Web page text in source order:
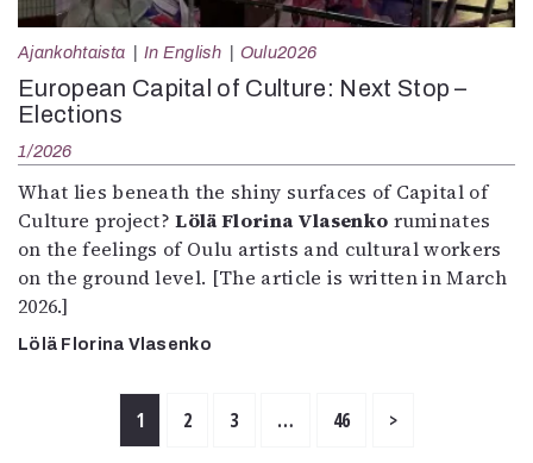
Ajankohtaista In English Oulu2026
European Capital of Culture: Next Stop –
Elections
1/2026
What lies beneath the shiny surfaces of Capital of
Culture project?Lölä Florina Vlasenko ruminates
on the feelings of Oulu artists and cultural workers
on the ground level. [The article is written in March
2026.]
Lölä Florina Vlasenko
1 2 3 … 46 >